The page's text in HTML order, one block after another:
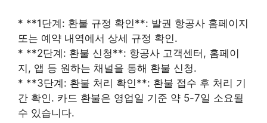
* **1단계: 환불 규정 확인**: 발권 항공사 홈페이지
또는 예약 내역에서 상세 규정 확인.
* **2단계: 환불 신청**: 항공사 고객센터, 홈페이
지, 앱 등 원하는 채널을 통해 환불 신청.
* **3단계: 환불 처리 확인**: 환불 접수 후 처리 기
간 확인. 카드 환불은 영업일 기준 약 5-7일 소요될
수 있습니다.